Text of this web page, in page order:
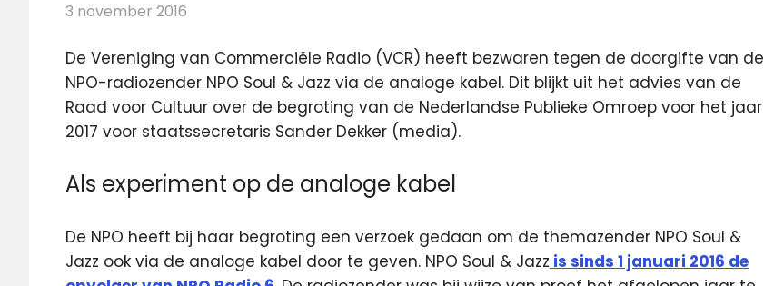
3 november 2016
De Vereniging van Commerciële Radio (VCR) heeft bezwaren tegen de doorgifte van de
NPO-radiozender NPO Soul & Jazz via de analoge kabel. Dit blijkt uit het advies van de
Raad voor Cultuur over de begroting van de Nederlandse Publieke Omroep voor het jaar
2017 voor staatssecretaris Sander Dekker (media).
Als experiment op de analoge kabel
De NPO heeft bij haar begroting een verzoek gedaan om de themazender NPO Soul &
Jazz ook via de analoge kabel door te geven. NPO Soul & Jazz is sinds 1 januari 2016 de